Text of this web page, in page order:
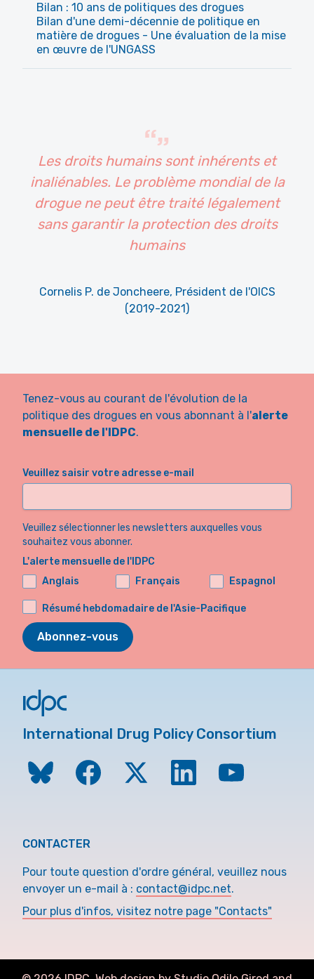
Bilan : 10 ans de politiques des drogues
Bilan d'une demi-décennie de politique en
matière de drogues - Une évaluation de la mise
en œuvre de l'UNGASS
Les droits humains sont inhérents et
inaliénables. Le problème mondial de la
drogue ne peut être traité légalement
sans garantir la protection des droits
humains
Cornelis P. de Joncheere, Président de l'OICS
(2019-2021)
Tenez-vous au courant de l'évolution de la
politique des drogues en vous abonnant à l'alerte
mensuelle de l'IDPC.
Veuillez saisir votre adresse e-mail
Veuillez sélectionner les newsletters auxquelles vous
souhaitez vous abonner.
L'alerte mensuelle de l'IDPC
Anglais
Français Espagnol
Résumé hebdomadaire de l'Asie-Pacifique
Abonnez-vous
International Drug Policy Consortium
CONTACTER
Pour toute question d'ordre général, veuillez nous
envoyer un e-mail à : contact@idpc.net.
Pour plus d'infos, visitez notre page "Contacts"